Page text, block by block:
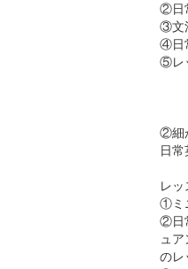
②日
③文
④日
⑤レ
②細
日
レ
①ミ
②日
ュ
のレ